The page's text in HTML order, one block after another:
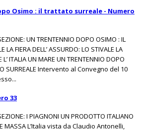
Osimo : il trattato surreale - Numero
UN TRENTENNIO DOPO OSIMO : IL
LA FIERA DELL’ ASSURDO: LO STIVALE LA
L’ ITALIA UN MARE UN TRENTENNIO DOPO
SURREALE Intervento al Convegno del 10
33
I PIAGNONI UN PRODOTTO ITALIANO
MASSA L’Italia vista da Claudio Antonelli,